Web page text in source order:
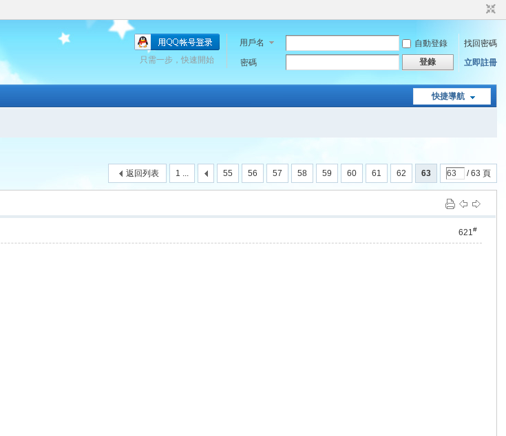
用戶名 自動登錄
找回密碼
密碼
登錄 立即註冊
只需一步，快速開始
快捷導航
1 ... 55 56 57 58 59 60 61 62 63 / 63 頁
返回列表
621#